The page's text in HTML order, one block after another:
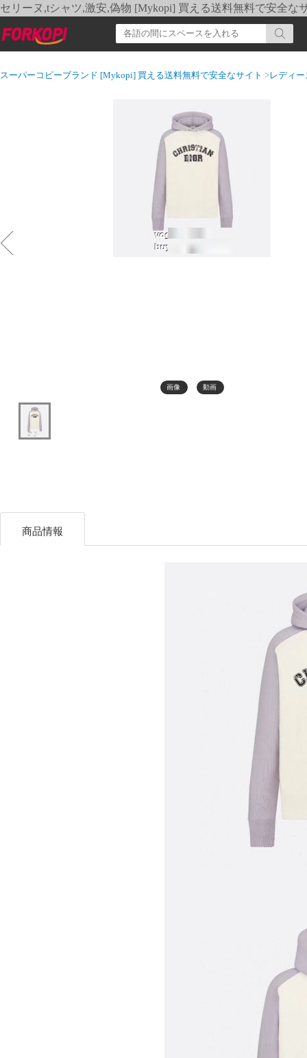
セリーヌ,tシャツ,激安,偽物 [Mykopi] 買える送料無料で安全な
スーパーコピーブランド [Mykopi] 買える送料無料で安全なサイト >レディ
画像 動画
商品情報